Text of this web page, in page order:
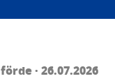
· 26.07.2026